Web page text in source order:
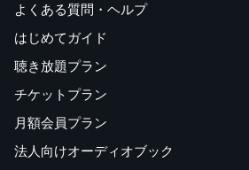
よくある質問・ヘルプ
はじめてガイド
聴き放題プラン
チケットプラン
月額会員プラン
法人向けオーディオブック